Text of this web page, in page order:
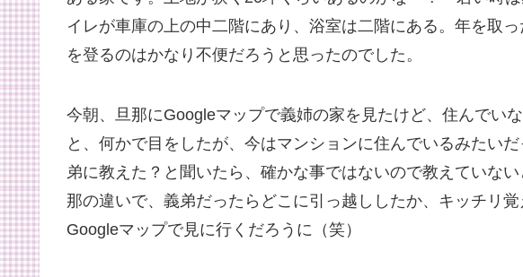
イレが車庫の上の中二階にあり、浴室は二階にある。年を取
を登るのはかなり不便だろうと思ったのでした。
今朝、旦那にGoogleマップで義姉の家を見たけど、住んでい
と、何かで目をしたが、今はマンションに住んでいるみたい
弟に教えた？と聞いたら、確かな事ではないので教えていな
那の違いで、義弟だったらどこに引っ越ししたか、キッチリ
Googleマップで見に行くだろうに（笑）